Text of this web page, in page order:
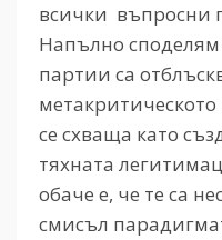
всички въпросни
Напълно споделям
партии са
се схваща като
тяхната
обаче е, че те са
смисъл